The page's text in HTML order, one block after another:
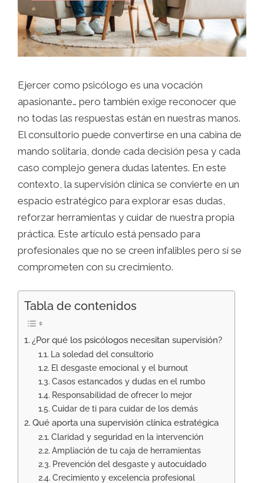
Ejercer como psicólogo es una vocación
apasionante… pero también exige reconocer que
no todas las respuestas están en nuestras manos.
El consultorio puede convertirse en una cabina de
mando solitaria, donde cada decisión pesa y cada
caso complejo genera dudas latentes. En este
contexto, la supervisión clínica se convierte en un
espacio estratégico para explorar esas dudas,
reforzar herramientas y cuidar de nuestra propia
práctica. Este artículo está pensado para
profesionales que no se creen infalibles pero sí se
comprometen con su crecimiento.
Tabla de contenidos
¿Por qué los psicólogos necesitan supervisión?
La soledad del consultorio
El desgaste emocional y el burnout
Casos estancados y dudas en el rumbo
Responsabilidad de ofrecer lo mejor
Cuidar de ti para cuidar de los demás
Qué aporta una supervisión clínica estratégica
Claridad y seguridad en la intervención
Ampliación de tu caja de herramientas
Prevención del desgaste y autocuidado
Crecimiento y excelencia profesional